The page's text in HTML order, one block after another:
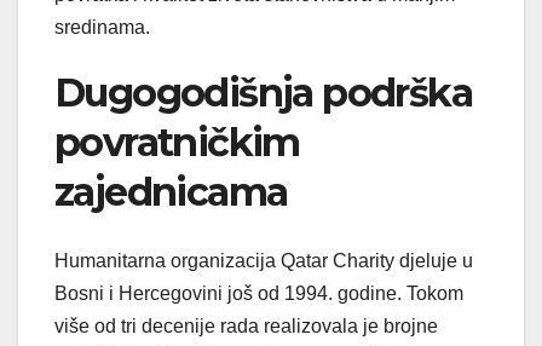
sredinama.
Dugogodišnja podrška
povratničkim
zajednicama
Humanitarna organizacija Qatar Charity djeluje u
Bosni i Hercegovini još od 1994. godine. Tokom
više od tri decenije rada realizovala je brojne